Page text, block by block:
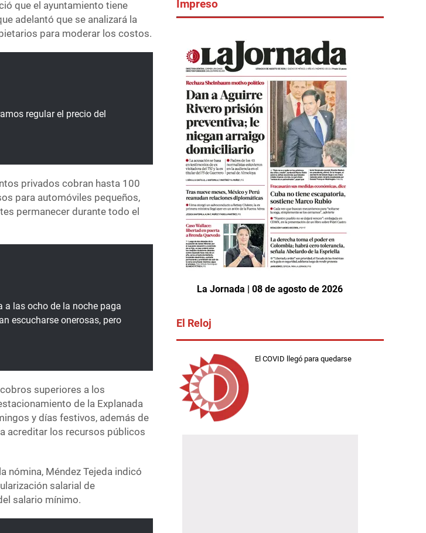
que el ayuntamiento tiene
adelantó que se analizará la
para moderar los costos.
regular el precio del
privados cobran hasta 100
para automóviles pequeños,
permanecer durante todo el
a las ocho de la noche paga
escucharse onerosas, pero
superiores a los
de la Explanada
y días festivos, además de
acreditar los recursos públicos
nómina, Méndez Tejeda indicó
salarial de
salario mínimo.
Impreso
La Jornada | 08 de agosto de 2026
El Reloj
El COVID llegó para quedarse